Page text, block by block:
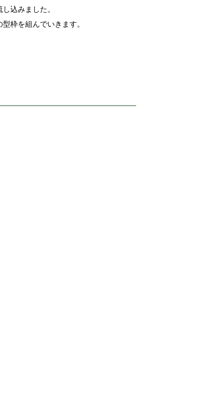
込みました。
枠を組んでいきます。